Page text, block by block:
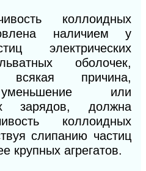
коллоидных
наличием у
электрических
оболочек,
причина,
или
зарядов, должна
коллоидных
слипанию частиц
крупных агрегатов.